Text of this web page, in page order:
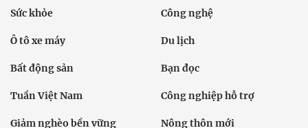
Sức khỏe Công nghệ
Ô tô xe máy Du lịch
Bất động sản Bạn đọc
Tuần Việt Nam Công nghiệp hỗ trợ
Giảm nghèo bền vững Nông thôn mới